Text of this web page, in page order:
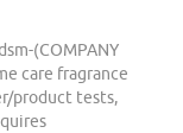
(COMPANY
care fragrance
product tests,